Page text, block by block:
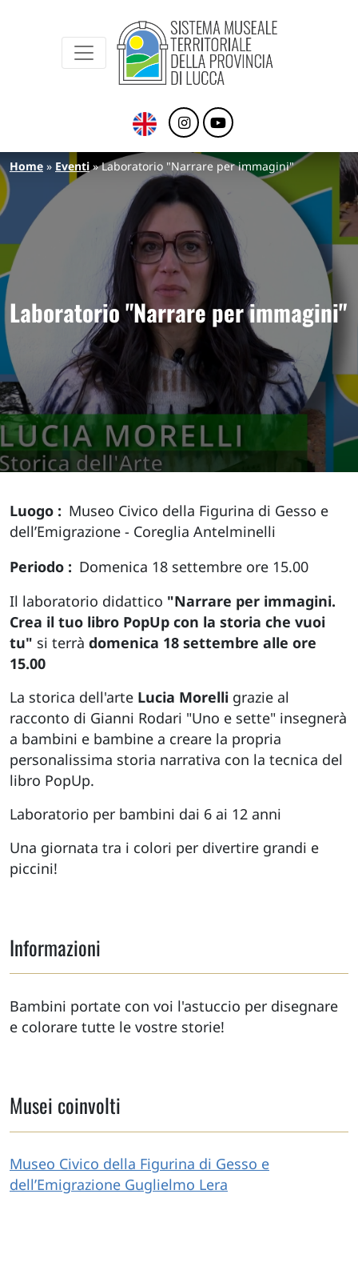
Sistema Museale Territoriale della
Briciole di pane
Home Eventi Laboratorio "Narrare per immagini"
Laboratorio "Narrare per immagini"
Luogo
Museo Civico della Figurina di Gesso e
dell’Emigrazione - Coreglia Antelminelli
Periodo
Domenica 18 settembre ore 15.00
Il laboratorio didattico "Narrare per immagini.
Crea il tuo libro PopUp con la storia che vuoi
tu" si terrà domenica 18 settembre alle ore
15.00
La storica dell'arte Lucia Morelli grazie al
racconto di Gianni Rodari "Uno e sette" insegnerà
a bambini e bambine a creare la propria
personalissima storia narrativa con la tecnica del
libro PopUp.
Laboratorio per bambini dai 6 ai 12 anni
Una giornata tra i colori per divertire grandi e
piccini!
Informazioni
Bambini portate con voi l'astuccio per disegnare
e colorare tutte le vostre storie!
Musei coinvolti
Museo Civico della Figurina di Gesso e
dell’Emigrazione Guglielmo Lera